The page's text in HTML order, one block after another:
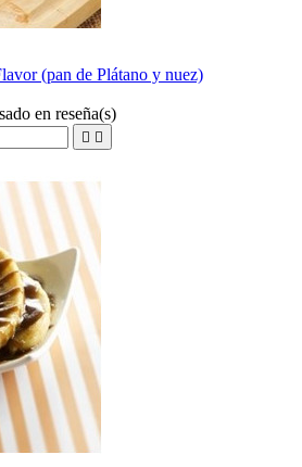
(pan de Plátano y nuez)
en reseña(s)
 